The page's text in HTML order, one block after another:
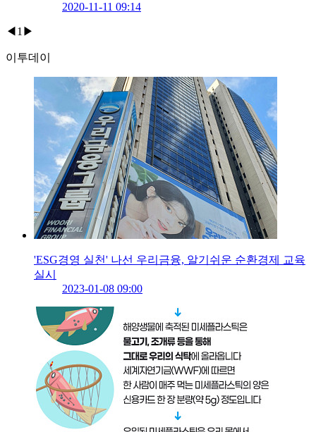
2020-11-11 09:14
◀ 1 ▶
이투데이
'ESG경영 실천' 나선 우리금융, 알기쉬운 순환경제 교육
실시
2023-01-08 09:00